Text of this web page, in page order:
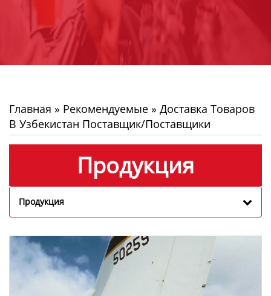
Главная » Рекомендуемые » Доставка Товаров
В Узбекистан Поставщик/Поставщики
Продукция
Продукция